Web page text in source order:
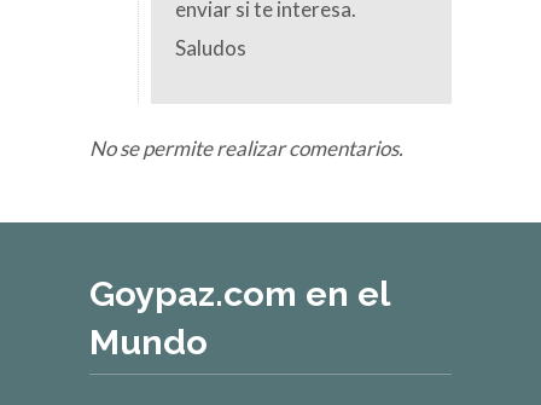
enviar si te interesa.
Saludos
No se permite realizar comentarios.
Goypaz.com en el
Mundo